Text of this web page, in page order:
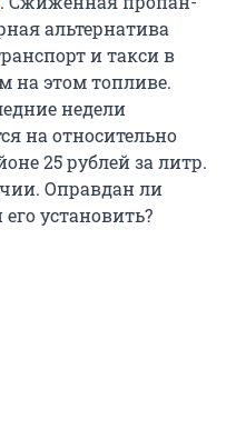
альтернатива
и такси в
на этом топливе.
недели
на относительно
25 рублейза литр.
Оправдан ли
установить?